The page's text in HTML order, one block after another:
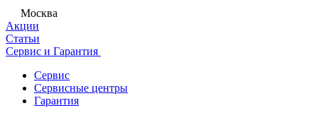
Москва
Акции
Статьи
Сервис и Гарантия
Сервис
Сервисные центры
Гарантия